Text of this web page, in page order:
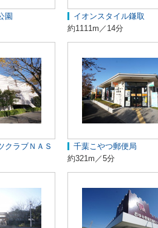
園
イオンスタイル鎌取
約1111m／14分
クラブＮＡＳ
千葉こやつ郵便局
約321m／5分